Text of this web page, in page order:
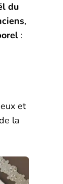
du
,
:
et
la